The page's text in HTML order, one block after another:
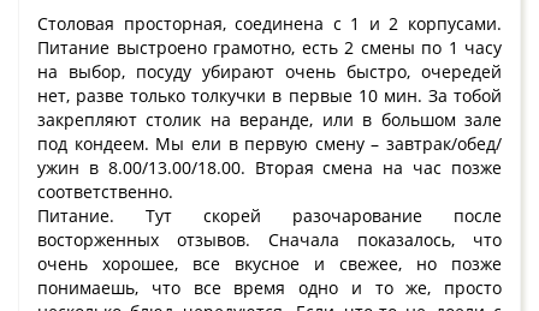
Столовая просторная, соединена с 1 и 2 корпусами.
Питание выстроено грамотно, есть 2 смены по 1 часу
на выбор, посуду убирают очень быстро, очередей
нет, разве только толкучки в первые 10 мин. За тобой
закрепляют столик на веранде, или в большом зале
под кондеем. Мы ели в первую смену – завтрак/обед/
ужин в 8.00/13.00/18.00. Вторая смена на час позже
соответственно.
Питание. Тут скорей разочарование после
восторженных отзывов. Сначала показалось, что
очень хорошее, все вкусное и свежее, но позже
понимаешь, что все время одно и то же, просто